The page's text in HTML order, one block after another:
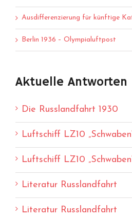
Ausdifferenzierung für künftige
Berlin 1936 – Olympialuftpost
Aktuelle Antworten
Die Russlandfahrt 1930
Luftschiff LZ10
Luftschiff LZ10
Literatur Russlandfahrt
Literatur Russlandfahrt